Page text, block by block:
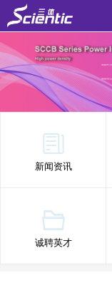
新闻资讯
诚聘英才